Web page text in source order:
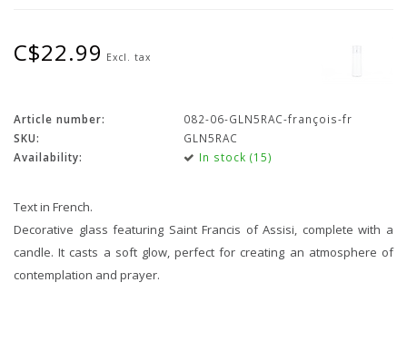
C$22.99 Excl. tax
Article number:
082-06-GLN5RAC-françois-fr
SKU:
GLN5RAC
Availability:
In stock (15)
Text in French.
Decorative glass featuring Saint Francis of Assisi, complete with a
candle. It casts a soft glow, perfect for creating an atmosphere of
contemplation and prayer.